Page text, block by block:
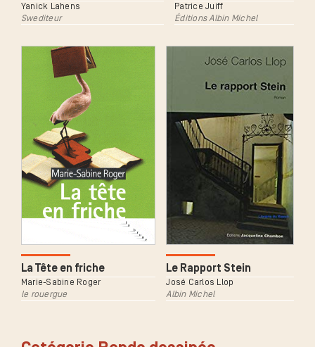
Yanick Lahens
Swediteur
Patrice Juiff
Éditions Albin Michel
La Tête en friche
Marie-Sabine Roger
le rouergue
Le Rapport Stein
José Carlos Llop
Albin Michel